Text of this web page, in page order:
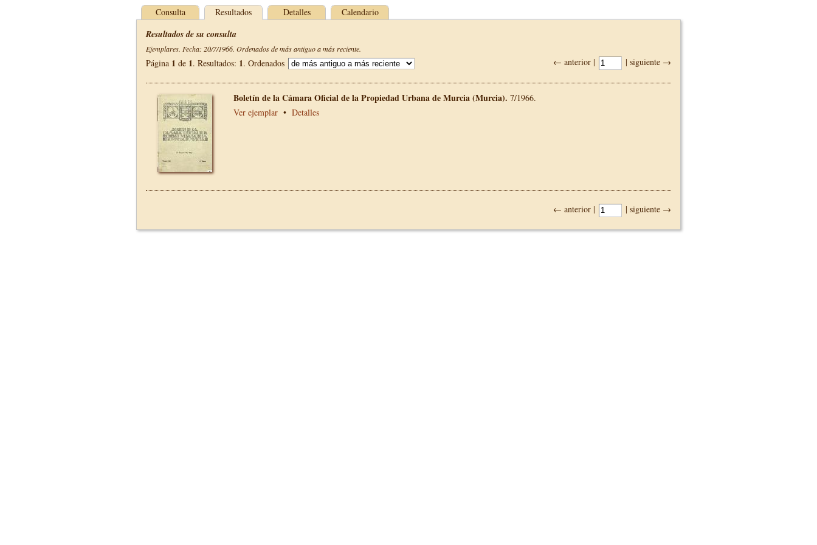
Consulta Resultados Detalles Calendario
Resultados de su consulta
Ejemplares. Fecha: 20/7/1966. Ordenados de más antiguo a más reciente.
← anterior | | siguiente →
Página 1 de 1. Resultados: 1. Ordenados
Boletín de la Cámara Oficial de la Propiedad Urbana de Murcia (Murcia). 7/1966.
Ver ejemplar • Detalles
← anterior | | siguiente →